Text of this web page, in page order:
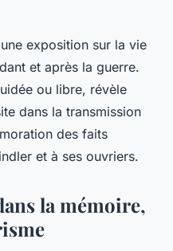
exposition sur la vie
et après la guerre.
ou libre, révèle
dans la transmission
des faits
et à ses ouvriers.
la mémoire,